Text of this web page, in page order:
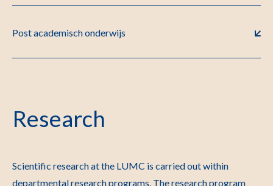
Post academisch onderwijs
Research
Scientific research at the LUMC is carried out within
departmental research programs. The research program